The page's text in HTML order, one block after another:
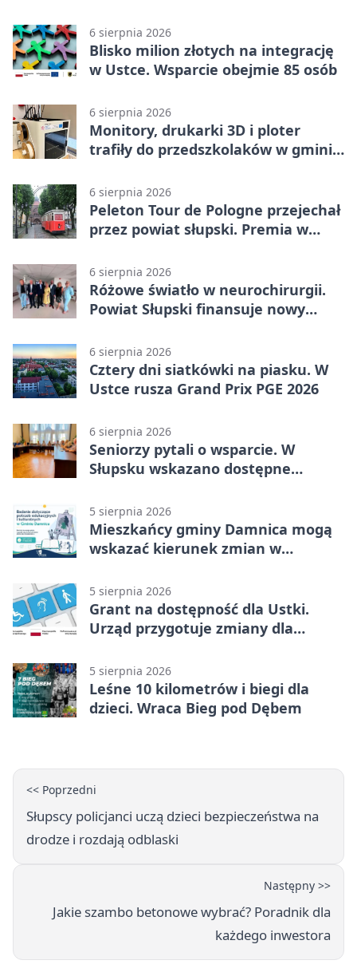
6 sierpnia 2026
Blisko milion złotych na integrację
w Ustce. Wsparcie obejmie 85 osób
6 sierpnia 2026
Monitory, drukarki 3D i ploter
trafiły do przedszkolaków w gminie
6 sierpnia 2026
Peleton Tour de Pologne przejechał
przez powiat słupski. Premia w
6 sierpnia 2026
Różowe światło w neurochirurgii.
Powiat Słupski finansuje nowy
6 sierpnia 2026
Cztery dni siatkówki na piasku. W
Ustce rusza Grand Prix PGE 2026
6 sierpnia 2026
Seniorzy pytali o wsparcie. W
Słupsku wskazano dostępne
5 sierpnia 2026
Mieszkańcy gminy Damnica mogą
wskazać kierunek zmian w
5 sierpnia 2026
Grant na dostępność dla Ustki.
Urząd przygotuje zmiany dla
5 sierpnia 2026
Leśne 10 kilometrów i biegi dla
dzieci. Wraca Bieg pod Dębem
<< Poprzedni
Słupscy policjanci uczą dzieci bezpieczeństwa na
drodze i rozdają odblaski
Następny >>
Jakie szambo betonowe wybrać? Poradnik dla
każdego inwestora